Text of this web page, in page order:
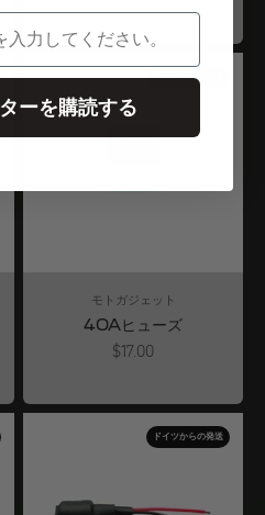
Angebot
$33.00
ドイツからの発送
モトガジェット
40Aヒューズ
Angebot
$17.00
ドイツからの発送
ーを購読する